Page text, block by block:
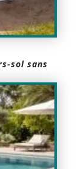
sol sans